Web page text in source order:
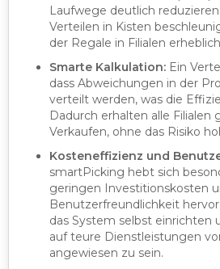
Laufwege deutlich
Verteilen in Kisten
der Regale in Filialen
Smarte Kalkulation: Ein
dass Abweichungen in der
verteilt werden, was die
Dadurch erhalten alle
Verkaufen, ohne das Risiko
Kosteneffizienz und
smartPicking hebt sich
geringen Investitionskosten
Benutzerfreundlichkeit
das System selbst einrichten
auf teure Dienstleistungen
angewiesen zu sein.